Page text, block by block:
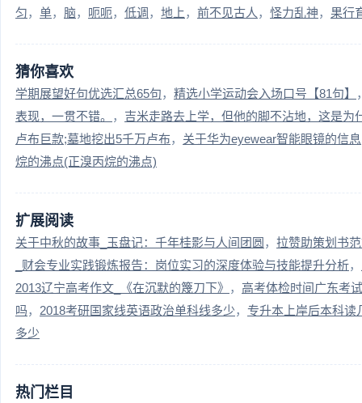
匀 单 脑 呃呃 低调 地上 前不见古人 怪力乱神 果行
猜你喜欢
学期展望好句优选汇总65句
精选小学运动会入场口号【81句】
表现，一贯不错。
吉米走路去上学，但他的脚不沾地，这是为
卢布巨款;墓地挖出5千万卢布
关于华为eyewear智能眼镜的信
烷的沸点(正溴丙烷的沸点)
扩展阅读
关于中秋的故事_玉盘记：千年桂影与人间团圆
拉赞助策划书
_财会专业实践锻炼报告：岗位实习的深度体验与技能提升分析
2013辽宁高考作文_《在沉默的篾刀下》
高考体检时间广东考
吗
2018考研国家线英语政治单科线多少
专升本上岸后本科读
多少
热门栏目